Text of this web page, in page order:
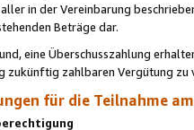
in der Vereinbarung
Beträge dar.
eine Überschusszahlung
zukünftig zahlbaren Vergütung zu
für die Teilnahme